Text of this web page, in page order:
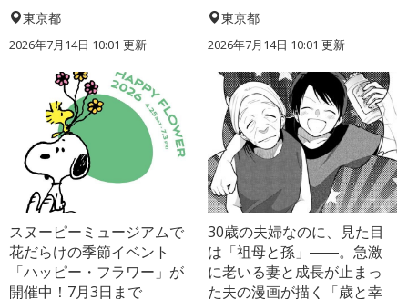
東京都
2026年7月14日 10:01 更新
東京都
2026年7月14日 10:01 更新
スヌーピーミュージアムで
花だらけの季節イベント
「ハッピー・フラワー」が
開催中！7月3日まで
30歳の夫婦なのに、見た目
は「祖母と孫」――。急激
に老いる妻と成長が止まっ
た夫の漫画が描く「歳と幸